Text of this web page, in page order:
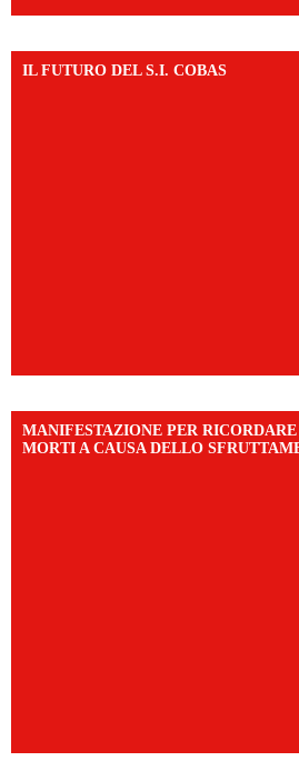
IL FUTURO DEL S.I. COBAS
MANIFESTAZIONE PER
MORTI A CAUSA DELLO